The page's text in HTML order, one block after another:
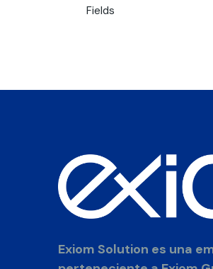
Fields
Exiom Solution es una